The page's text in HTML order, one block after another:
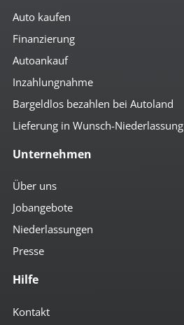
Auto kaufen
Finanzierung
Autoankauf
Inzahlungnahme
Bargeldlos bezahlen bei Autoland
Lieferung in Wunsch-Niederlassung
Unternehmen
Über uns
Jobangebote
Niederlassungen
Presse
Hilfe
Kontakt